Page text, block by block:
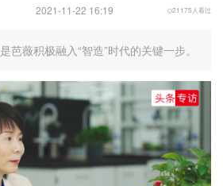
2021-11-22 16:19 21175人看过
芭薇积极融入“智造”时代的关键一步。